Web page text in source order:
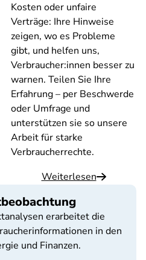
Kosten oder unfaire
Verträge: Ihre Hinweise
zeigen, wo es Probleme
gibt, und helfen uns,
Verbraucher:innen besser zu
warnen. Teilen Sie Ihre
Erfahrung – per Beschwerde
oder Umfrage und
unterstützen sie so unsere
Arbeit für starke
Verbraucherrechte.
Weiterlesen
erarbeitet die
in den
und Finanzen.